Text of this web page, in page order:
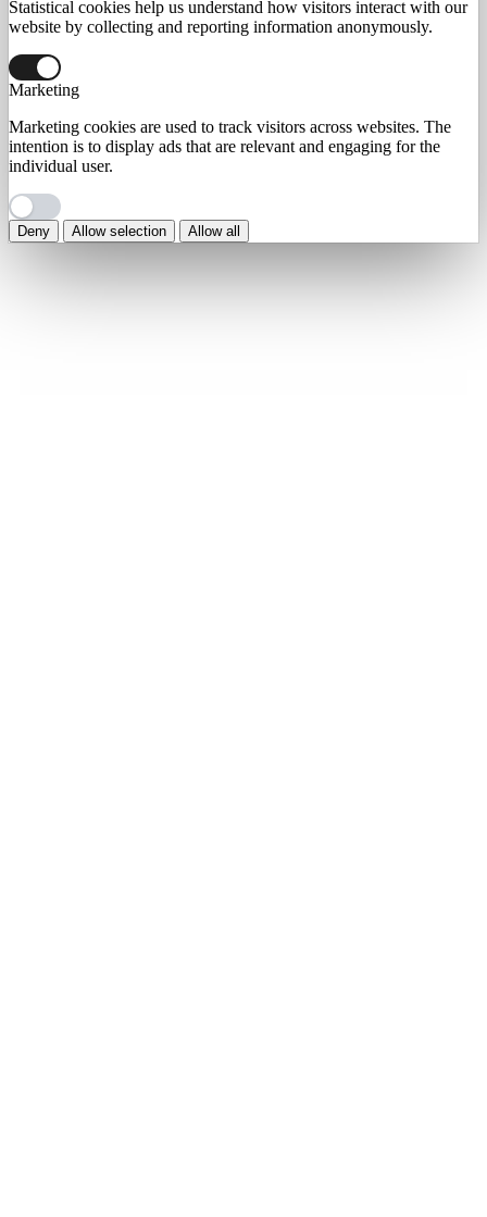
Statistical cookies help us understand how visitors interact with our
website by collecting and reporting information anonymously.
Marketing
Marketing cookies are used to track visitors across websites. The
intention is to display ads that are relevant and engaging for the
individual user.
Deny Allow selection Allow all